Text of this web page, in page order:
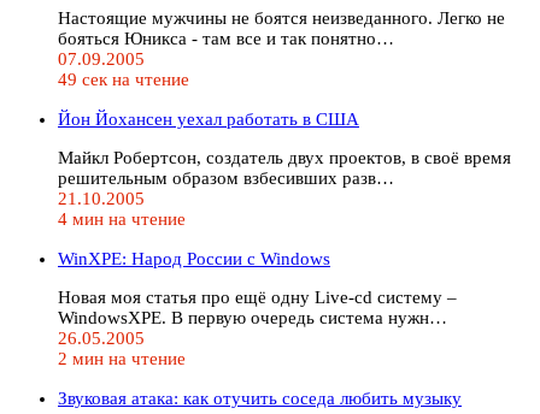
Hастоящие мужчины не боятся неизведанного. Легко не
бояться Юникса - там все и так понятно…
07.09.2005
49 сек на чтение
Йон Йохансен уехал работать в США
Майкл Робертсон, создатель двух проектов, в своё время
решительным образом взбесивших разв…
21.10.2005
4 мин на чтение
WinXPE: Народ России с Windows
Новая моя статья про ещё одну Live-cd систему –
WindowsXPE. В первую очередь система нужн…
26.05.2005
2 мин на чтение
Звуковая атака: как отучить соседа любить музыку